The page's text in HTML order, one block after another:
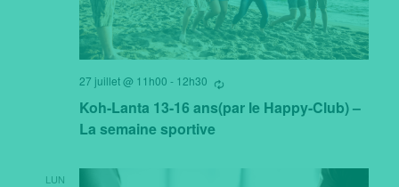
Koh-Lanta 13-16 ans(par le Happy-Club) –
La semaine sportive
27 juillet @ 11h00 - 12h30
Se
LUN